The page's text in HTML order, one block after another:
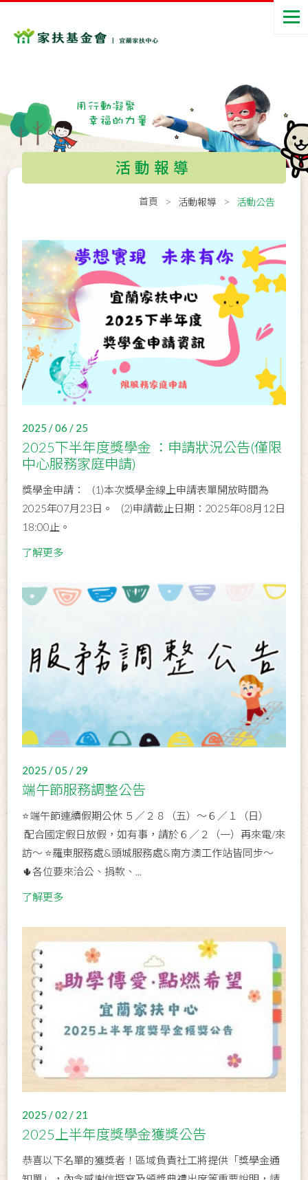
活動報導
首頁 活動報導 活動公告
2025 / 06 / 25
2025下半年度獎學金 ：申請狀況公告(僅限
中心服務家庭申請)
獎學金申請： (1)本次獎學金線上申請表單開放時間為
2025年07月23日。 (2)申請截止日期：2025年08月12日
18:00止。
了解更多
2025 / 05 / 29
端午節服務調整公告
⭐端午節連續假期公休 ５／２８（五）～６／１（日）
配合國定假日放假，如有事，請於６／２（一）再來電/來
訪～ ⭐️羅東服務處&頭城服務處&南方澳工作站皆同步～
🌵各位要來洽公、捐款、...
了解更多
2025 / 02 / 21
2025上半年度獎學金獲獎公告
恭喜以下名單的獲獎者！區域負責社工將提供「獎學金通